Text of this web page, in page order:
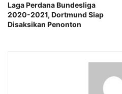
Laga Perdana Bundesliga
2020-2021, Dortmund Siap
Disaksikan Penonton